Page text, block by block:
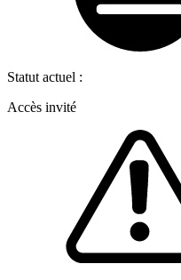
Statut actuel :
Accès invité